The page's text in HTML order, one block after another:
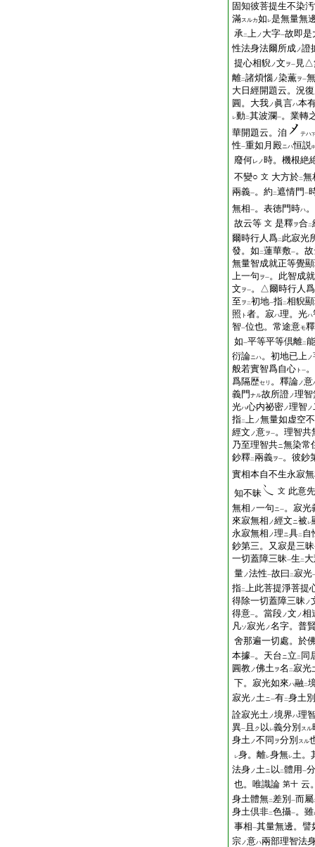
固知彼菩提生不染
滿スルカ如 レ是無量無
承二上ノ 大字一故即是
性法身法爾所成ノ證
提心相貎ノ文 ヲ一 見△
離二諸煩惱ノ染薫ヲ一無
大日經開題云。況
圓。大我ノ 眞言ハ本
レ動二其波瀾一。業轉
華開題云。洎
テハ下
性一重如月殿ニハ恒説中
廢何レノ時。機根絶
不變○ 文 大方於二無
兩義一。約 二遮情門 一
無相一。表徳門時ハ
故云等 文 是釋ヲ合二
爾時行人爲二 此寂光
發。如 二蓮華敷一。
無量智成就正等覺
上一句 ヲ一。此智成
文 ヲ一。△爾時行人爲
至 ヲ 二初地一指二相貎
照 ト 者。寂ハ理。光ハ
智一位也。常途意モ釋
如一平等平等倶離二
衍論ニハ。初地已上ノ
般若實智爲自心 ト 一
爲隔歴セリ 。釋論ノ意
義門 ナル故所證ノ理智
光ハ心内祕密ノ理智ノ
指二上ノ無量如虚空
經文 ノ意ヲ一。理智共
乃至理智共ニ無染常
鈔釋二兩義ヲ一。彼鈔
實相本自不生永寂
知不昧
文 此意先
無相 ノ一句ニ一。寂光
來寂無相 ノ經文ニ被 レ
永寂無相 ノ理ニ具二 自
鈔第三。又寂是三昧
一切蓋障三昧一生 二
量ノ法性一故曰 二寂光
指二上此菩提淨菩提
得除一切蓋障三昧ノ
得意一。當段ノ文 ノ相
凡ソ寂光ノ名字。普
舍那遍一切處。於
本據一。天台ニ立 二 同
圓教ノ佛土ヲ名 二寂光
下。寂光如來ハ融二
寂光ノ土ニ一有二身土別
詮寂光土ノ境界ハ理
異一 且 ク 以 レ義分別 スル
身土ノ不同 ヲ分別 スル
レ身。離レ身無レ土。
法身ノ土ニ 以 二體用 一分
也。唯識論 第十 云
身土體無二差別 一而屬
身土倶非二色攝一。雖
事相一其量無邊。譬
宗ノ意ハ兩部理智法